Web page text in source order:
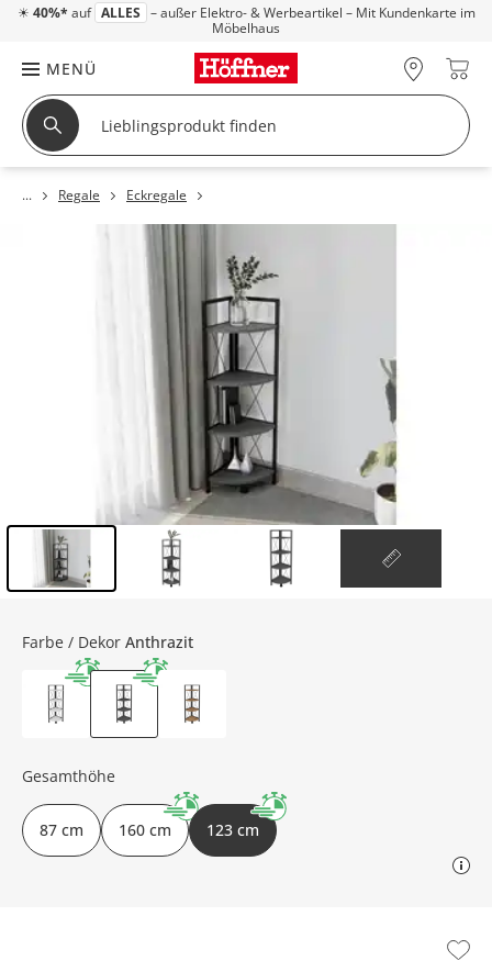
☀ 40%* auf ALLES – außer Elektro- & Werbeartikel – Mit Kundenkarte im
Möbelhaus
MENÜ
Regale Eckregale
Farbe / Dekor Anthrazit
Gesamthöhe
87 cm 160 cm 123 cm